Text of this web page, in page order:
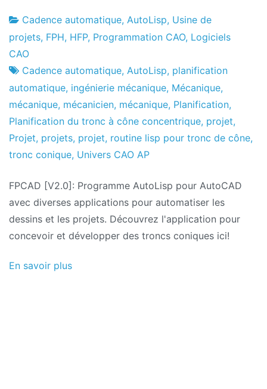
Usine
de
projets
20
le
juillet
le
2021
Cadence automatique, AutoLisp, Usine de
projets, FPH, HFP, Programmation CAO, Logiciels
CAO
Cadence automatique, AutoLisp, planification
automatique, ingénierie mécanique, Mécanique,
mécanique, mécanicien, mécanique, Planification,
Planification du tronc à cône concentrique, projet,
Projet, projets, projet, routine lisp pour tronc de cône,
tronc conique, Univers CAO AP
FPCAD [V2.0]: Programme AutoLisp pour AutoCAD
avec diverses applications pour automatiser les
dessins et les projets. Découvrez l'application pour
concevoir et développer des troncs coniques ici!
En savoir plus